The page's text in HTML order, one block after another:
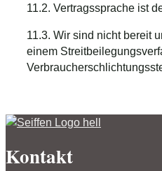
11.2. Vertragssprache ist
11.3. Wir sind nicht bereit
einem
Kontakt